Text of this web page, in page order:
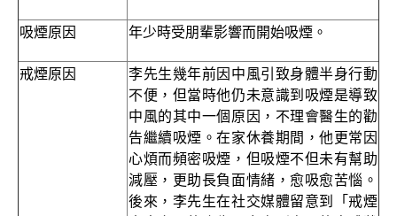
吸煙原因 年少時受朋輩影響而開始吸煙。
戒煙原因
李先生幾年前因中風引致身體半身行動
不便，但當時他仍未意識到吸煙是導致
中風的其中一個原因，不理會醫生的勸
告繼續吸煙。在家休養期間，他更常因
心煩而頻密吸煙，但吸煙不但未有幫助
減壓，更助長負面情緒，愈吸愈苦惱。
後來，李先生在社交媒體留意到「戒煙